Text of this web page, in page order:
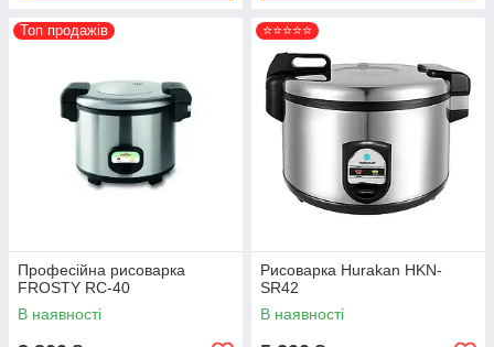
Топ продажів
Професійна рисоварка
FROSTY RC-40
В наявності
⭐⭐⭐⭐⭐
Рисоварка Hurakan HKN-
SR42
В наявності